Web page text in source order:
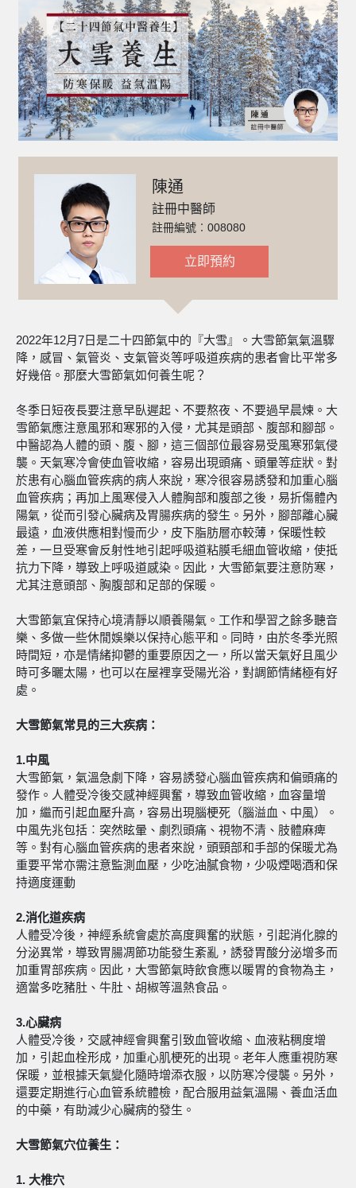
陳通
註冊中醫師
註冊編號︰008080
立即預約
2022年12月7日是二十四節氣中的『大雪』。大雪節氣氣溫驟
降，感冒、氣管炎、支氣管炎等呼吸道疾病的患者會比平常多
好幾倍。那麼大雪節氣如何養生呢？
冬季日短夜長要注意早臥遲起、不要熬夜、不要過早晨煉。大
雪節氣應注意風邪和寒邪的入侵，尤其是頭部、腹部和腳部。
中醫認為人體的頭、腹、腳，這三個部位最容易受風寒邪氣侵
襲。天氣寒冷會使血管收縮，容易出現頭痛、頭暈等症狀。對
於患有心腦血管疾病的病人來說，寒冷很容易誘發和加重心腦
血管疾病；再加上風寒侵入人體胸部和腹部之後，易折傷體內
陽氣，從而引發心臟病及胃腸疾病的發生。另外，腳部離心臟
最遠，血液供應相對慢而少，皮下脂肪層亦較薄，保暖性較
差，一旦受寒會反射性地引起呼吸道粘膜毛細血管收縮，使抵
抗力下降，導致上呼吸道感染。因此，大雪節氣要注意防寒，
尤其注意頭部、胸腹部和足部的保暖。
大雪節氣宜保持心境清靜以順養陽氣。工作和學習之餘多聽音
樂、多做一些休閒娛樂以保持心態平和。同時，由於冬季光照
時間短，亦是情緒抑鬱的重要原因之一，所以當天氣好且風少
時可多曬太陽，也可以在屋裡享受陽光浴，對調節情緒極有好
處。
大雪節氣常見的三大疾病：
1.中風
大雪節氣，氣溫急劇下降，容易誘發心腦血管疾病和偏頭痛的
發作。人體受冷後交感神經興奮，導致血管收縮，血容量增
加，繼而引起血壓升高，容易出現腦梗死（腦溢血、中風）。
中風先兆包括︰突然眩暈、劇烈頭痛、視物不清、肢體麻痺
等。對有心腦血管疾病的患者來說，頭頸部和手部的保暖尤為
重要平常亦需注意監測血壓，少吃油膩食物，少吸煙喝酒和保
持適度運動
2.消化道疾病
人體受冷後，神經系統會處於高度興奮的狀態，引起消化腺的
分泌異常，導致胃腸凋節功能發生紊亂，誘發胃酸分泌增多而
加重胃部疾病。因此，大雪節氣時飲食應以暖胃的食物為主，
適當多吃豬肚、牛肚、胡椒等溫熱食品。
3.心臟病
人體受冷後，交感神經會興奮引致血管收縮、血液粘稠度增
加，引起血栓形成，加重心肌梗死的出現。老年人應重視防寒
保暖，並根據天氣變化隨時增添衣服，以防寒冷侵襲。另外，
還要定期進行心血管系統體檢，配合服用益氣溫陽、養血活血
的中藥，有助減少心臟病的發生。
大雪節氣穴位養生：
1. 大椎穴